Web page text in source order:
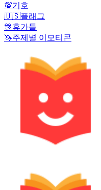
💯기호
🇺🇸플래그
🎊휴가들
🦄주제별 이모티콘